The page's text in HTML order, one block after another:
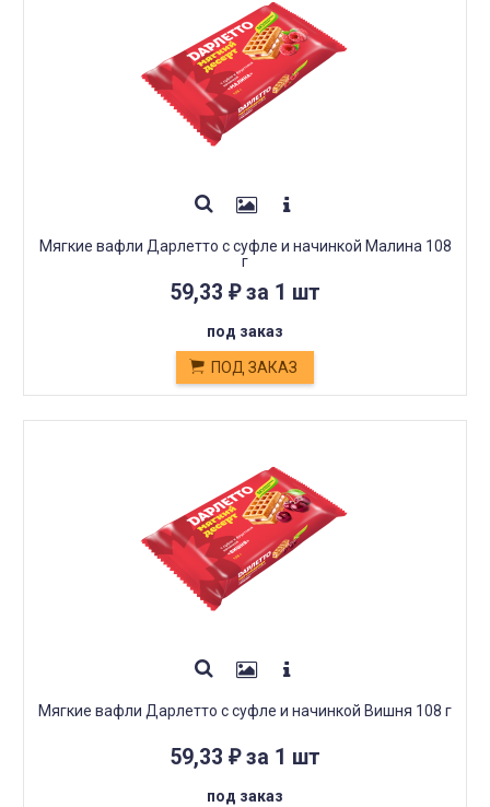
Мягкие вафли Дарлетто с суфле и начинкой Малина 108
г
59,33 ₽за 1 шт
под заказ
ПОД ЗАКАЗ
Мягкие вафли Дарлетто с суфле и начинкой Вишня 108 г
59,33 ₽за 1 шт
под заказ